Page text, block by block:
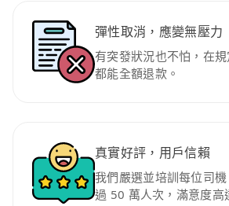
彈性取消，應變無壓力
有突發狀況也不怕，在規
都能全額退款。
真實好評，用戶信賴
我們嚴選並培訓每位司
過 50 萬人次，滿意度高